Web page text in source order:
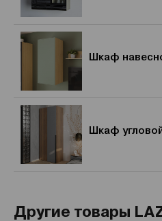
Шкаф
Шкаф
Другие товары